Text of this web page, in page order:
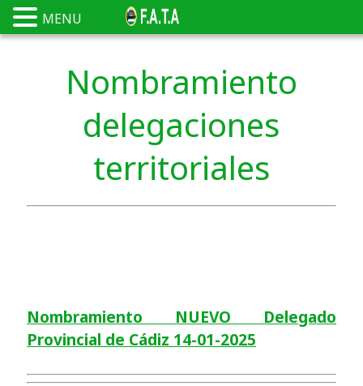
Nombramiento
delegaciones
territoriales
Nombramiento NUEVO Delegado
Provincial de Cádiz 14-01-2025
MENU